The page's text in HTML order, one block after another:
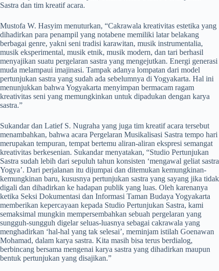
Sastra dan tim kreatif acara.
Mustofa W. Hasyim menuturkan, “Cakrawala kreativitas estetika yang
dihadirkan para penampil yang notabene memiliki latar belakang
berbagai genre, yakni seni tradisi karawitan, musik instrumentalia,
musik eksperimental, musik etnik, musik modern, dan tari berhasil
menyajikan suatu pergelaran sastra yang mengejutkan. Energi generasi
muda melampaui imajinasi. Tampak adanya lompatan dari model
pertunjukan sastra yang sudah ada sebelumnya di Yogyakarta. Hal ini
menunjukkan bahwa Yogyakarta menyimpan bermacam ragam
kreativitas seni yang memungkinkan untuk dipadukan dengan karya
sastra.”
Sukandar dan Latief S. Nugraha yang juga tim kreatif acara tersebut
menambahkan, bahwa acara Pergelaran Musikalisasi Sastra tempo hari
merupakan tempuran, tempat bertemu aliran-aliran ekspresi semangat
kreativitas berkesenian. Sukandar menyatakan, “Studio Pertunjukan
Sastra sudah lebih dari sepuluh tahun konsisten ‘mengawal geliat sastra
Yogya’. Dari perjalanan itu dijumpai dan ditemukan kemungkinan-
kemungkinan baru, kususnya pertunjukan sastra yang sayang jika tidak
digali dan dihadirkan ke hadapan publik yang luas. Oleh karenanya
ketika Seksi Dokumentasi dan Informasi Taman Budaya Yogyakarta
memberikan kepercayaan kepada Studio Pertunjukan Sastra, kami
semaksimal mungkin mempersembahkan sebuah pergelaran yang
sungguh-sungguh digelar seluas-luasnya sebagai cakrawala yang
menghadirkan ‘hal-hal yang tak selesai’, meminjam istilah Goenawan
Mohamad, dalam karya sastra. Kita masih bisa terus berdialog,
berbincang bersama mengenai karya sastra yang dihadirkan maupun
bentuk pertunjukan yang disajikan.”